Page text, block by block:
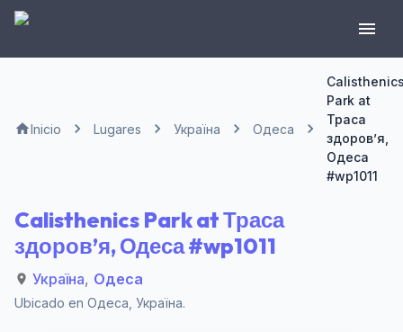
Inicio Lugares Україна Одеса
Park at
Траса
здоров’я,
Одеса
#wp1011
Calisthenics Park at Траса
здоров’я, Одеса #wp1011
Україна, Одеса
Ubicado en Одеса Україна.